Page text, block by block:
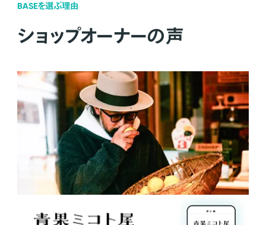
BASEを選ぶ理由
ショップオーナーの声